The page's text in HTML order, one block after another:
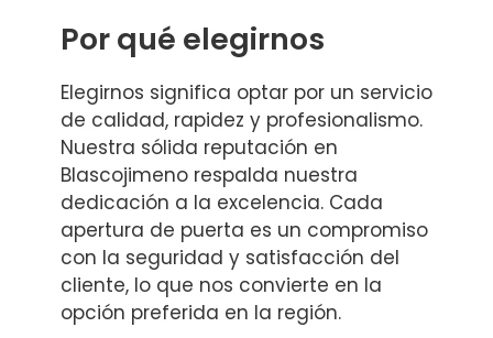
Por qué elegirnos
Elegirnos significa optar por un servicio
de calidad, rapidez y profesionalismo.
Nuestra sólida reputación en
Blascojimeno respalda nuestra
dedicación a la excelencia. Cada
apertura de puerta es un compromiso
con la seguridad y satisfacción del
cliente, lo que nos convierte en la
opción preferida en la región.